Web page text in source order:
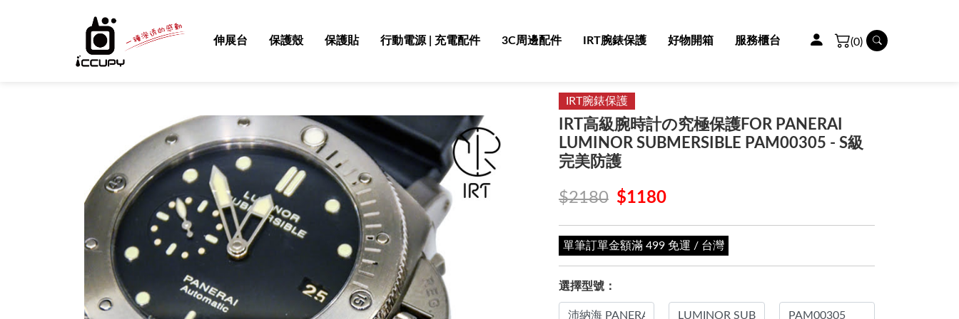
伸展台 保護殼 保護貼 行動電源 | 充電配件 3C周邊配件 IRT腕錶保護 好物開箱 服務櫃台 (0)
IRT腕錶保護
IRT高級腕時計の究極保護FOR PANERAI
LUMINOR SUBMERSIBLE PAM00305 - S級
完美防護
$2180 $1180
單筆訂單金額滿 499 免運 / 台灣
選擇型號：